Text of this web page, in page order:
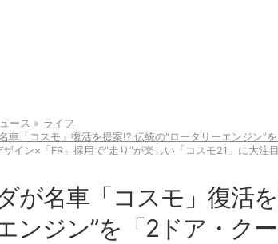
ース
ライフ
車「コスモ」復活を提案!? 伝統の“ロータリーエンジン”
ザイン×「FR」採用で“走り”が楽しい「コスモ21」に大注目
が名車「コスモ」復活
ンジン”を「2ドア・ク